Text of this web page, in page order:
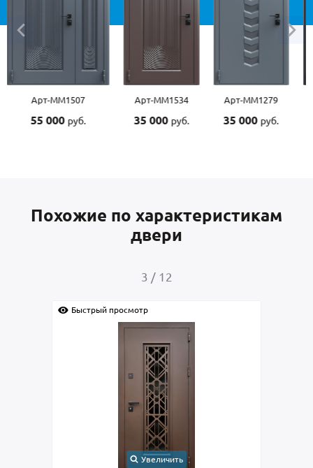
Арт-ММ1534
35 000руб.
Арт-ММ1279
35 000 руб.
Арт-ММ1570
45 000 руб.
Похожие по характеристикам
двери
4 / 12
Быстрый просмотр
Увеличить